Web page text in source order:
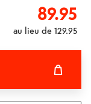
89.95
au lieu de129.95